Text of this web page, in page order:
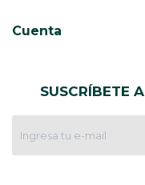
SUSCRÍBETE
Cuenta